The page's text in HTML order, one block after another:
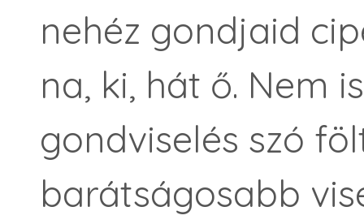
nehéz gondjaid
na, ki, hát ő. Nem
gondviselés szó
barátságosabb